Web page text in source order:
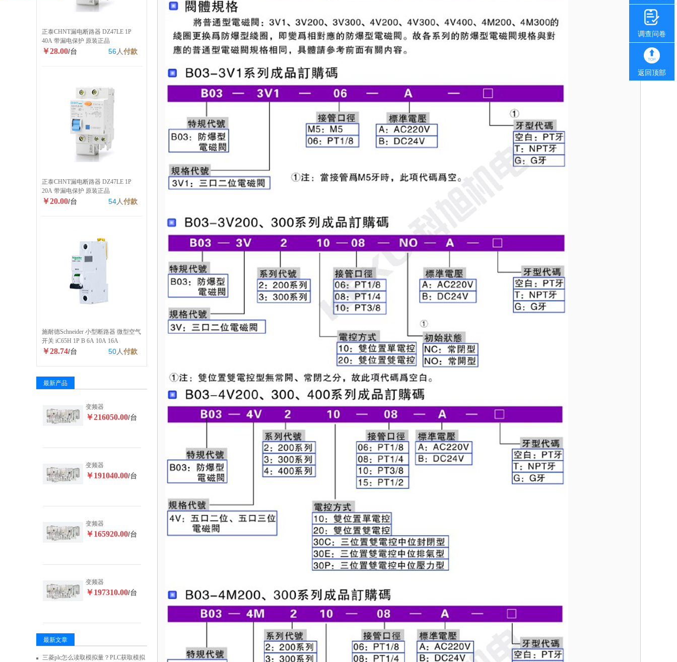
正泰CHNT漏电断路器 DZ47LE 1P
40A 带漏电保护 原装正品
￥28.00/台 56人付款
正泰CHNT漏电断路器 DZ47LE 1P
20A 带漏电保护 原装正品
￥20.00/台 54人付款
施耐德Schneider 小型断路器 微型空气
开关 iC65H 1P B 6A 10A 16A
￥28.74/台 50人付款
最新产品
变频器
￥216050.00/台
变频器
￥191040.00/台
变频器
￥165920.00/台
变频器
￥197310.00/台
最新文章
三菱plc怎么读取模拟量？PLC获取模拟
调查问卷
返回顶部